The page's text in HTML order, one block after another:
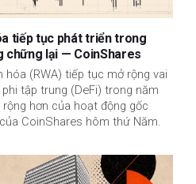
tiếp tục phát triển trong
chững lại — CoinShares
(RWA) tiếp tục mở rộng vai
tập trung (DeFi) trong năm
hơn của hoạt động gốc
CoinShares hôm thứ Năm.